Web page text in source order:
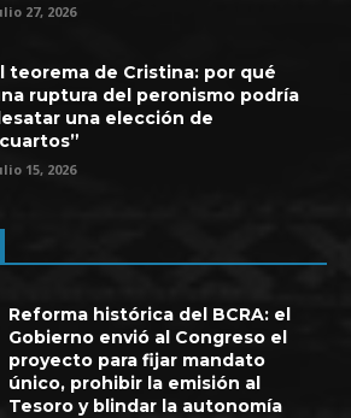
27, 2026
teorema de Cristina: por qué
ruptura del peronismo podría
una elección de
15, 2026
Reforma histórica del BCRA: el
Gobierno envió al Congreso el
proyecto para fijar mandato
único, prohibir la emisión al
Tesoro y blindar la autonomía